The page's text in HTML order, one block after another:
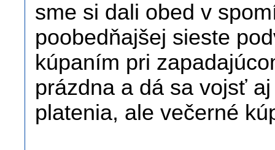
sme si dali obed v
poobedňajšej sieste
kúpaním pri
prázdna a dá sa vojsť
platenia, ale večerné